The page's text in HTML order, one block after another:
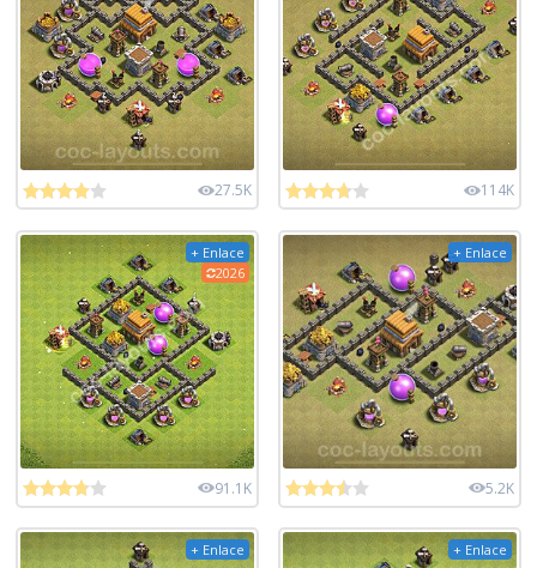
27.5K 114K
+ Enlace
2026
91.1K
+ Enlace
5.2K
+ Enlace + Enlace